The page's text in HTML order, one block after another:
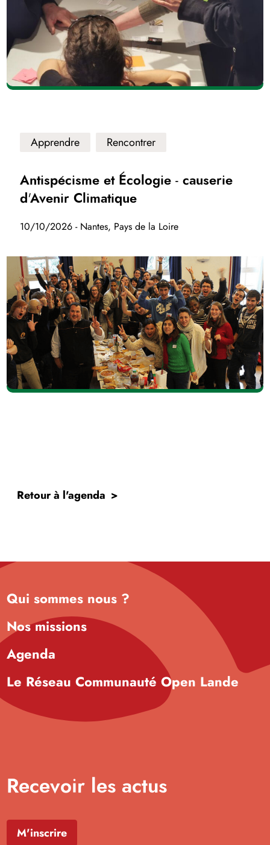
Apprendre Rencontrer
Antispécisme et Écologie - causerie
d'Avenir Climatique
10/10/2026 - Nantes, Pays de la Loire
Retour à l'agenda
Qui sommes nous ?
Nos missions
Agenda
Le Réseau Communauté Open Lande
Recevoir les actus
M'inscrire